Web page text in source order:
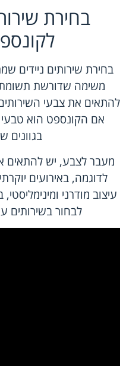
בחירת
בחירת שירותים ניידים
משימה שדורשת
להתאים את צבעי
אם הקונספט הוא טבעי
בגוונים
מעבר לצבע, יש להתאים
לדוגמה, באירועים
עיצוב מודרני
לבחור בשירותים